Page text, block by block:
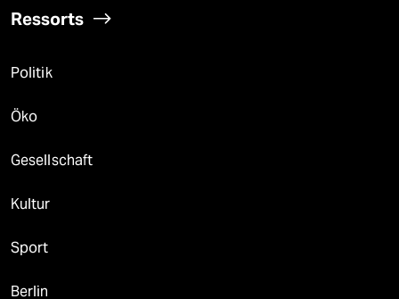
Ressorts
Politik
Öko
Gesellschaft
Kultur
Sport
Berlin